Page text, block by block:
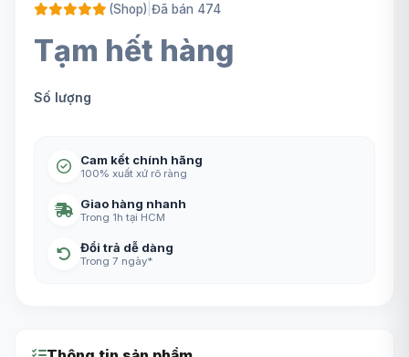
(Shop) Đã bán 474
Tạm hết hàng
Số lượng
Cam kết chính hãng
100% xuất xứ rõ ràng
Giao hàng nhanh
Trong 1h tại HCM
Đổi trả dễ dàng
Trong 7 ngày*